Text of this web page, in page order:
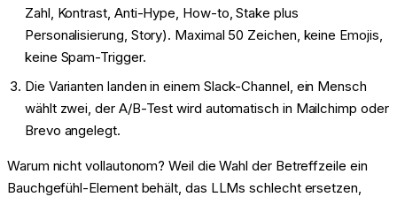
Zahl, Kontrast, Anti-Hype, How-to, Stake plus
Personalisierung, Story). Maximal 50 Zeichen, keine Emojis,
keine Spam-Trigger.
Die Varianten landen in einem Slack-Channel, ein Mensch
wählt zwei, der A/B-Test wird automatisch in Mailchimp oder
Brevo angelegt.
Warum nicht vollautonom? Weil die Wahl der Betreffzeile ein
Bauchgefühl-Element behält, das LLMs schlecht ersetzen,